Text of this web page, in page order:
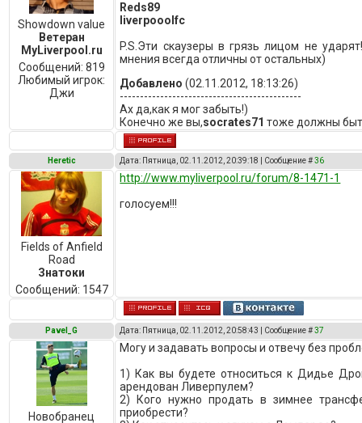
Showdown value
Ветеран
MyLiverpool.ru
Сообщений: 819
Любимый игрок:
Джи
Reds89
liverpooolfc
P.S.Эти скаузеры в грязь лицом не
мнения всегда отличны от остальных)
Добавлено (02.11.2012, 18:13:26)
---------------------------------------------
Ах да,как я мог забыть!)
Конечно же вы,socrates71 тоже должны
Heretic Дата: Пятница, 02.11.2012, 20:39:18 | Сообщение #36
Fields of Anfield
Road
Знатоки
Сообщений: 1547
http://www.myliverpool.ru/forum/8-1471-1
голосуем!!!
Pavel_G Дата: Пятница, 02.11.2012, 20:58:43 | Сообщение #37
Новобранец
Могу и задавать вопросы и отвечу без
1) Как вы будете относиться к Дидье
арендован Ливерпулем?
2) Кого нужно продать в зимнее
приобрести?